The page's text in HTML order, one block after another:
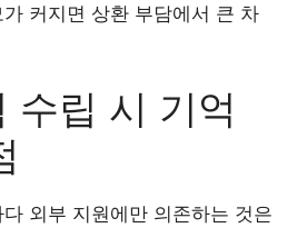
커지면 상환 부담에서 큰 차
수립 시 기억
외부 지원에만 의존하는 것은